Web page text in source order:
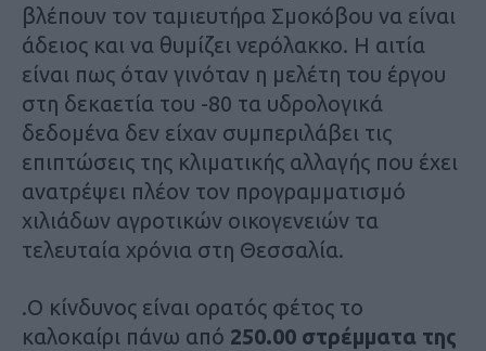
βλέπουν τον ταμιευτήρα Σμοκόβου να είναι
άδειος και να θυμίζει νερόλακκο. Η αιτία
είναι πως όταν γινόταν η μελέτη του έργου
στη δεκαετία του -80 τα υδρολογικά
δεδομένα δεν είχαν συμπεριλάβει τις
επιπτώσεις της κλιματικής αλλαγής που έχει
ανατρέψει πλέον τον προγραμματισμό
χιλιάδων αγροτικών οικογενειών τα
τελευταία χρόνια στη Θεσσαλία.
.Ο κίνδυνος είναι ορατός φέτος το
καλοκαίρι πάνω από 250.00 στρέμματα της